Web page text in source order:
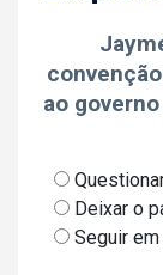
ao
Deixar o
Seguir